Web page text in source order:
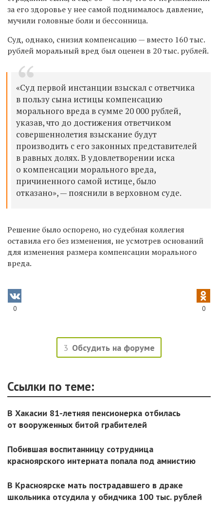
за его здоровье у нее самой поднималось давление,
мучили головные боли и бессонница.
Суд, однако, снизил компенсацию — вместо 160 тыс.
рублей моральный вред был оценен в 20 тыс. рублей.
«Суд первой инстанции взыскал с ответчика
в пользу сына истицы компенсацию
морального вреда в сумме 20 000 рублей,
указав, что до достижения ответчиком
совершеннолетия взыскание будут
производить с его законных представителей
в равных долях. В удовлетворении иска
о компенсации морального вреда,
причиненного самой истице, было
отказано», — пояснили в верховном суде.
Решение было оспорено, но судебная коллегия
оставила его без изменения, не усмотрев оснований
для изменения размера компенсации морального
вреда.
0 0
3 Обсудить на форуме
Ссылки по теме:
В Хакасии 81-летняя пенсионерка отбилась
от вооруженных битой грабителей
Побившая воспитанницу сотрудница
красноярского интерната попала под амнистию
В Красноярске мать пострадавшего в драке
школьника отсудила у обидчика 100 тыс. рублей